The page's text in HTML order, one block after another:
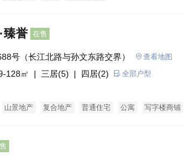
臻誉 在售
号（长江北路与孙文东路交界） 查看地图
128㎡ | 三居(5) | 四居(2) 全部户型
山景地产 复合地产 普通住宅 公寓 写字楼商铺